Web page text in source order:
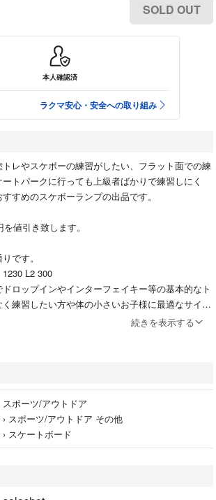
SOLD OUT
本人確認済
ラクマ安心・安全への取り組み
レやスケボーの練習がしたい、フラット面での練
トパークに行っても上級者ばかりで練習しにく
すめのスケボーランプの出品です。
値引き致します。
です。
L2 300
ロップインやインターフェイキー等の基本的なト
練習したい方や体の小さいお子様に最適なサイズ
日に発送できます。
組立費や送料を大幅カットし、お客様により安く
ります。
合の解体し易さも考慮して設計している為、ビスを
続きを表示する
スポーツ/アウトドア
› スポーツ/アウトドア その他
› スケートボード